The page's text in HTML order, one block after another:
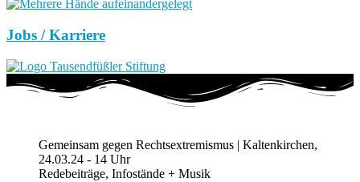
Jobs / Karriere
Gemeinsam gegen Rechtsextremismus | Kaltenkirchen,
24.03.24 - 14 Uhr
Redebeiträge, Infostände + Musik